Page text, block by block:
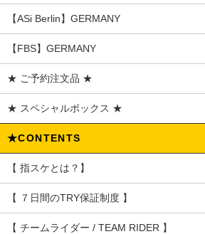
【ASi Berlin】GERMANY
【FBS】GERMANY
★ ご予約注文品 ★
★ スペシャルボックス ★
★CONTENTS
【 指スケとは？】
【 ７日間のTRY保証制度 】
【 チームライダー / TEAM RIDER 】